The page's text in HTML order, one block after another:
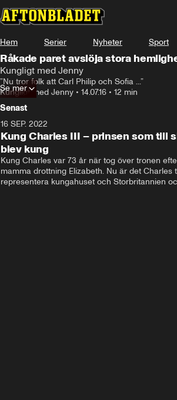
Hem Serier Nyheter Sport
Råkade paret avslöja stora
Kungligt med Jenny
”Nu tror folk att Carl Philip och Sofia ...”
Kungligt med Jenny • 14.07.16 • 12 min
Se mer
Senast
16 SEP. 2022
Kung Charles III – prinsen som till
blev kung
Kung Charles var 73 år när tog över tronen
mamma drottning Elizabeth. Nu är det Charles
representera kungahuset och Storbritannien